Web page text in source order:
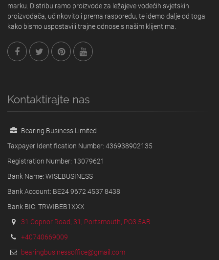
marku. Distribuiramo proizvode za ležajeve vodećih svjetskih
proizvođača, učinkovito i prema rasporedu, te idemo dalje od toga
kako bismo uspostavili trajne odnose s našim klijentima.
Kontaktirajte nas
Bearing Business Limited
Taxpayer Identification Number: 436938902135
Registration Number: 13079621
Bank Name: WISEBUSINESS
Bank Account: BE24 9672 4537 8438
Bank BIC: TRWIBEB1XXX
31 Copnor Road, 31, Portsmouth, PO3 5AB
+40740669009
bearingbusinessoffice@gmail.com